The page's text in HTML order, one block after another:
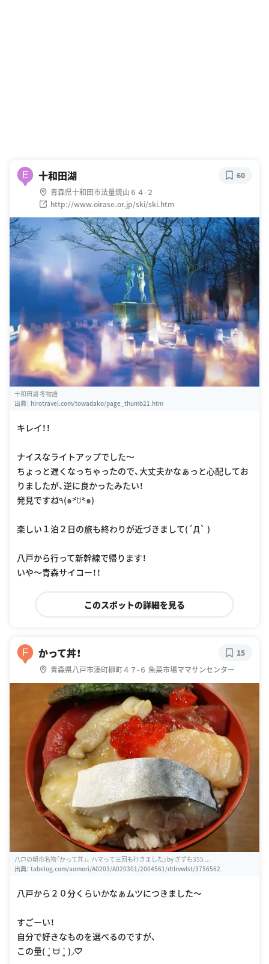
E 十和田湖
青森県十和田市法量焼山６４-２
http://www.oirase.or.jp/ski/ski.htm
60
十和田湖 冬物語
出典： hirotravel.com/towadako/page_thumb21.htm
キレイ！！
ナイスなライトアップでした〜
ちょっと遅くなっちゃったので、大丈夫かなぁっと心配してお
りましたが、逆に良かったみたい！
発見ですね٩̋(๑˃́ꇴ˂̀๑)
楽しい１泊２日の旅も終わりが近づきまして(´Д` )
八戸から行って新幹線で帰ります！
いや〜青森サイコー！！
このスポットの詳細を見る
F かって丼！
青森県八戸市湊町柳町４７-６ 魚菜市場ママサンセンター
15
八戸の朝市名物「かって丼」。ハマって三回も行きました』by ぎずも355 ...
出典： tabelog.com/aomori/A0203/A020301/2004561/dtlrvwlst/3756562
八戸から２０分くらいかなぁムツにつきました〜
すごーい！
自分で好きなものを選べるのですが、
この量( ´͈ ᗨ `͈ )◞♡⃛